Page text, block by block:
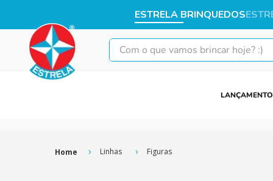
ESTRELA BRINQUEDOS
Com o que vamos brincar hoje? :)
Linhas Figuras